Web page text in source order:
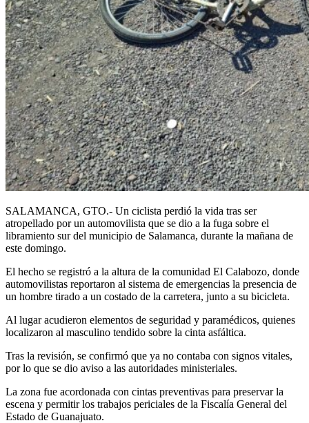
SALAMANCA, GTO.- Un ciclista perdió la vida tras ser
atropellado por un automovilista que se dio a la fuga sobre el
libramiento sur del municipio de Salamanca, durante la mañana de
este domingo.
El hecho se registró a la altura de la comunidad El Calabozo, donde
automovilistas reportaron al sistema de emergencias la presencia de
un hombre tirado a un costado de la carretera, junto a su bicicleta.
Al lugar acudieron elementos de seguridad y paramédicos, quienes
localizaron al masculino tendido sobre la cinta asfáltica.
Tras la revisión, se confirmó que ya no contaba con signos vitales,
por lo que se dio aviso a las autoridades ministeriales.
La zona fue acordonada con cintas preventivas para preservar la
escena y permitir los trabajos periciales de la Fiscalía General del
Estado de Guanajuato.